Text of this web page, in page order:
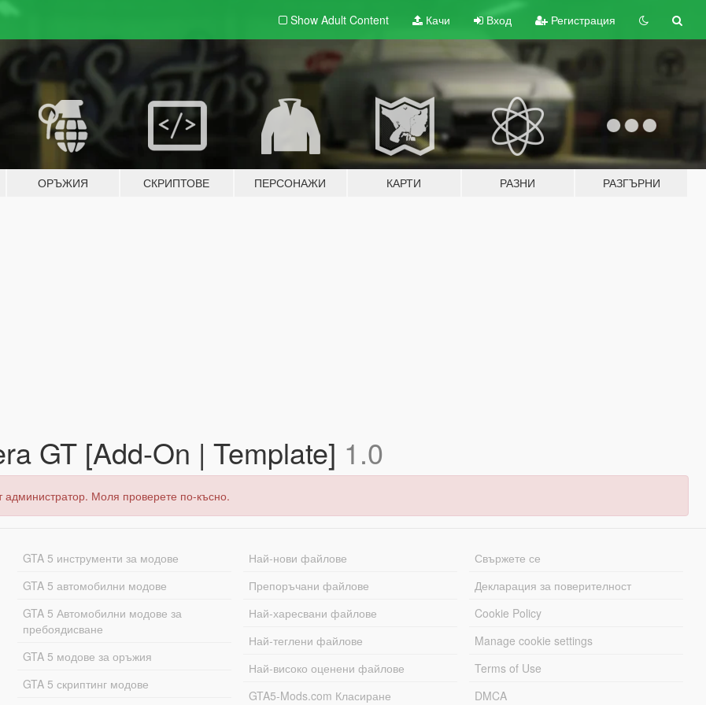
Show Adult Content Качи Вход Регистрация
ОРЪЖИЯ СКРИПТОВЕ ПЕРСОНАЖИ КАРТИ РАЗНИ РАЗГЪРНИ
GT [Add-On | Template] 1.0
Моля проверете по-късно.
GTA 5 инструменти за модове
GTA 5 автомобилни модове
GTA 5 Автомобилни модове за
пребоядисване
GTA 5 модове за оръжия
GTA 5 скриптинг модове
Най-нови файлове
Препоръчани файлове
Най-харесвани файлове
Най-теглени файлове
Най-високо оценени файлове
GTA5-Mods.com Класиране
Свържете се
Декларация за поверителност
Cookie Policy
Manage cookie settings
Terms of Use
DMCA